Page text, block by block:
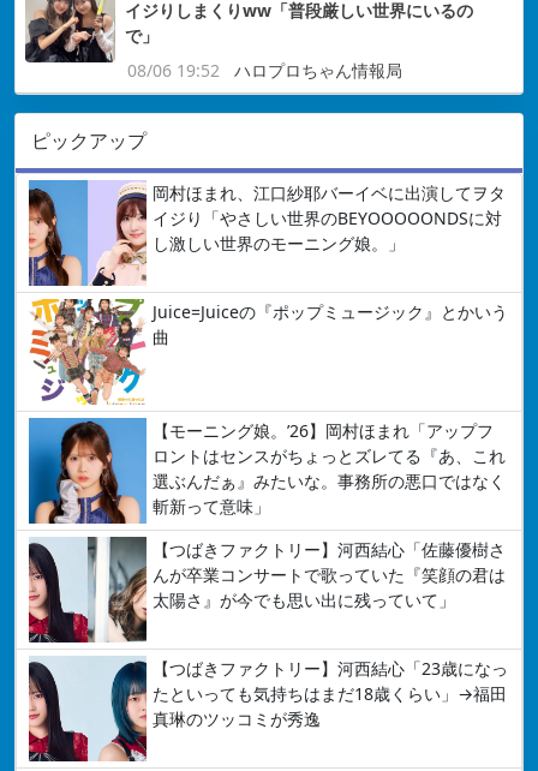
イジりしまくりww「普段厳しい世界にいるの
で」
08/06 19:52
ハロプロちゃん情報局
ピックアップ
岡村ほまれ、江口紗耶バーイベに出演してヲタ
イジり「やさしい世界のBEYOOOOONDSに対
し激しい世界のモーニング娘。」
Juice=Juiceの『ポップミュージック』とかいう
曲
【モーニング娘。’26】岡村ほまれ「アップフ
ロントはセンスがちょっとズレてる『あ、これ
選ぶんだぁ』みたいな。事務所の悪口ではなく
斬新って意味」
【つばきファクトリー】河西結心「佐藤優樹さ
んが卒業コンサートで歌っていた『笑顔の君は
太陽さ』が今でも思い出に残っていて」
【つばきファクトリー】河西結心「23歳になっ
たといっても気持ちはまだ18歳くらい」→福田
真琳のツッコミが秀逸